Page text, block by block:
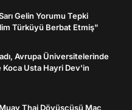
Gelin Yorumu Tepki
Türküyü Berbat Etmiş"
Avrupa Üniversitelerinde
Koca Usta Hayri Dev'in
Thai Dövüşçüsü Maç